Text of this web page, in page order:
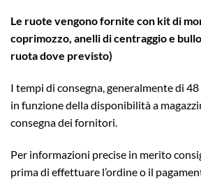
Le ruote vengono fornite con kit di
coprimozzo, anelli di centraggio e
ruota dove previsto)
I tempi di consegna, generalmente di
in funzione della disponibilità a
consegna dei fornitori.
Per informazioni precise in merito
prima di effettuare l’ordine o il